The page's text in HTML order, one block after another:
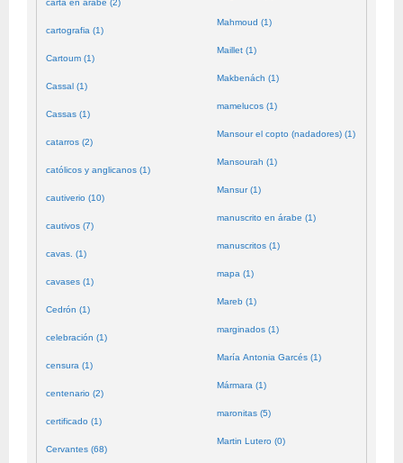
carta en árabe (2)
cartografia (1)
Cartoum (1)
Cassal (1)
Cassas (1)
catarros (2)
católicos y anglicanos (1)
cautiverio (10)
cautivos (7)
cavas. (1)
cavases (1)
Cedrón (1)
celebración (1)
censura (1)
centenario (2)
certificado (1)
Cervantes (68)
Mahmoud (1)
Maillet (1)
Makbenách (1)
mamelucos (1)
Mansour el copto (nadadores) (1)
Mansourah (1)
Mansur (1)
manuscrito en árabe (1)
manuscritos (1)
mapa (1)
Mareb (1)
marginados (1)
María Antonia Garcés (1)
Mármara (1)
maronitas (5)
Martin Lutero (0)